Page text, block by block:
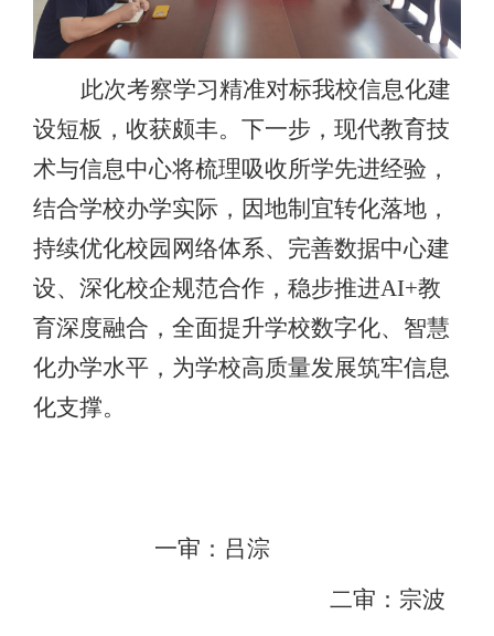
此次考察学习精准对标我校信息化建
设短板，收获颇丰。下一步，现代教育技
术与信息中心将梳理吸收所学先进经验，
结合学校办学实际，因地制宜转化落地，
持续优化校园网络体系、完善数据中心建
设、深化校企规范合作，稳步推进AI+教
育深度融合，全面提升学校数字化、智慧
化办学水平，为学校高质量发展筑牢信息
化支撑。
一审：吕淙
二审：宗波